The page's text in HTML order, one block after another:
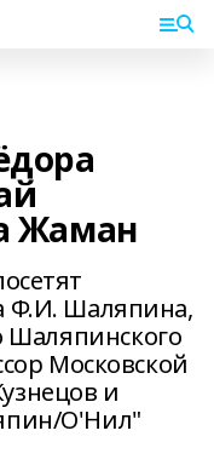
Жаман
Ф.И. Шаляпина,
Московской
и
О'Нил"